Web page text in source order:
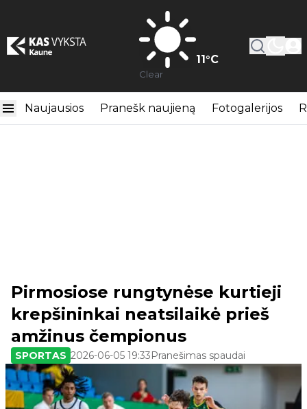
11°C
Clear
Naujausios Pranešk naujieną Fotogalerijos
Pirmosiose rungtynėse kurtieji
krepšininkai neatsilaikė prieš
amžinus čempionus
SPORTAS 2026-06-05 19:33Pranešimas spaudai